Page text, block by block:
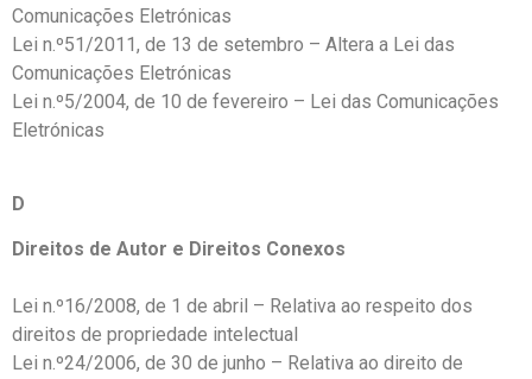
Comunicações Eletrónicas
Lei n.º51/2011, de 13 de setembro – Altera a Lei das
Comunicações Eletrónicas
Lei n.º5/2004, de 10 de fevereiro – Lei das Comunicações
Eletrónicas
D
Direitos de Autor e Direitos Conexos
Lei n.º16/2008, de 1 de abril – Relativa ao respeito dos
direitos de propriedade intelectual
Lei n.º24/2006, de 30 de junho – Relativa ao direito de